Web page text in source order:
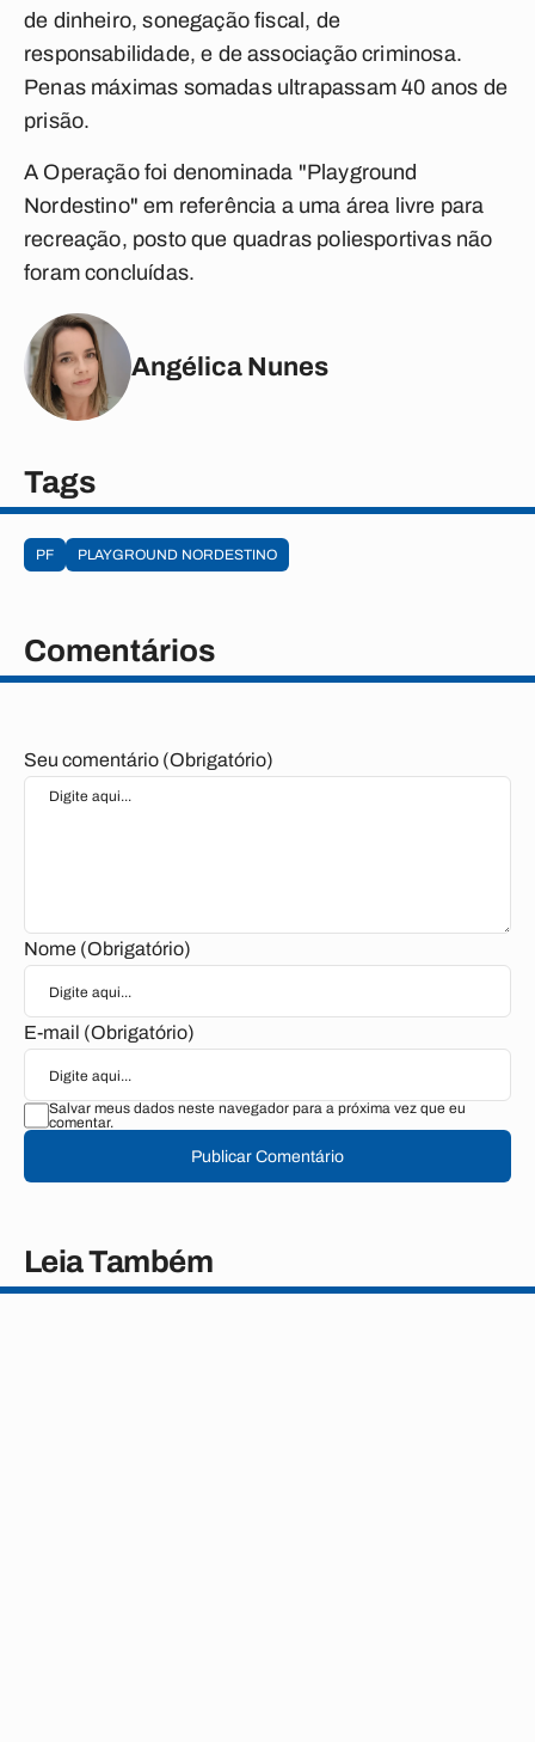
de dinheiro, sonegação fiscal, de
responsabilidade, e de associação criminosa.
Penas máximas somadas ultrapassam 40 anos de
prisão.
A Operação foi denominada "Playground
Nordestino" em referência a uma área livre para
recreação, posto que quadras poliesportivas não
foram concluídas.
Angélica Nunes
Tags
PF PLAYGROUND NORDESTINO
Comentários
Seu comentário (Obrigatório)
Nome (Obrigatório)
E-mail (Obrigatório)
Salvar meus dados neste navegador para a próxima vez que eu
comentar.
Publicar Comentário
Leia Também